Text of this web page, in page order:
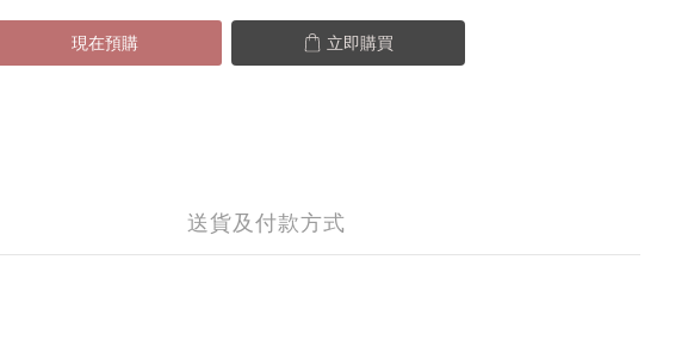
現在預購 立即購買
送貨及付款方式